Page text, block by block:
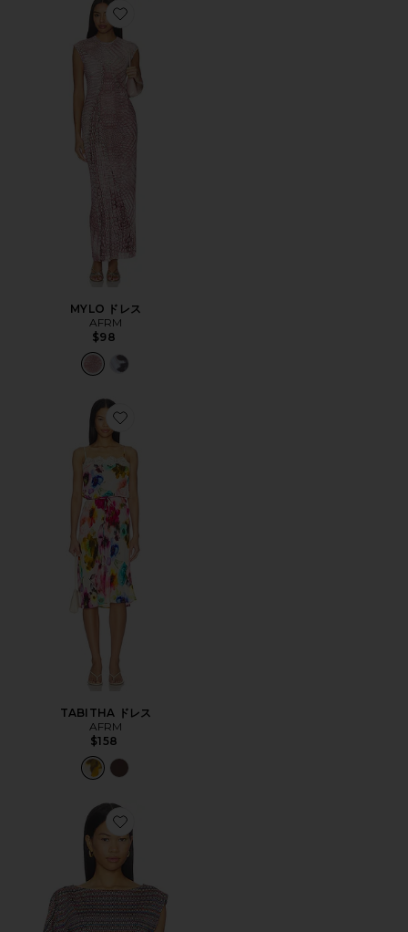
Favorite MYLO ドレス
MYLO ドレス
AFRM
$98
Favorite TABITHA ドレス
TABITHA ドレス
AFRM
$158
Favorite PERLA SHINY KNIT トップ